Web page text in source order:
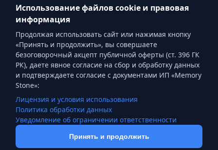
Связаться в WhatsApp
Кладбища
Социальные сети
Threads Instagram Facebook
YouTube
Pinterest
ТОО «Memory Stone Group» БИН 260740007450 ©
2020-2026.Публичная оферта
Использование файлов cookie и правовая
информация
Продолжая использовать сайт или нажимая кнопку
«Принять и продолжить», вы совершаете
безоговорочный акцепт публичной оферты (ст. 396 ГК
РК), даете явное согласие на сбор и обработку данных
и подтверждаете согласие с документами ИП «Memory
Stone»:
Лицензия и условия использования
Политика обработки данных
Уведомление об ограничении ответственности
Принять и продолжить